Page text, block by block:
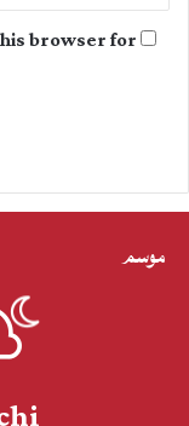
browser for
موسم